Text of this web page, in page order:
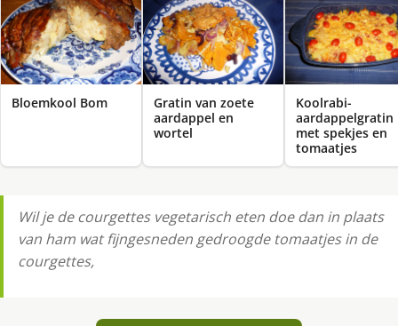
Bloemkool Bom
Gratin van zoete
aardappel en
wortel
Koolrabi-
aardappelgratin
met spekjes en
tomaatjes
Wil je de courgettes vegetarisch eten doe dan in plaats
van ham wat fijngesneden gedroogde tomaatjes in de
courgettes,